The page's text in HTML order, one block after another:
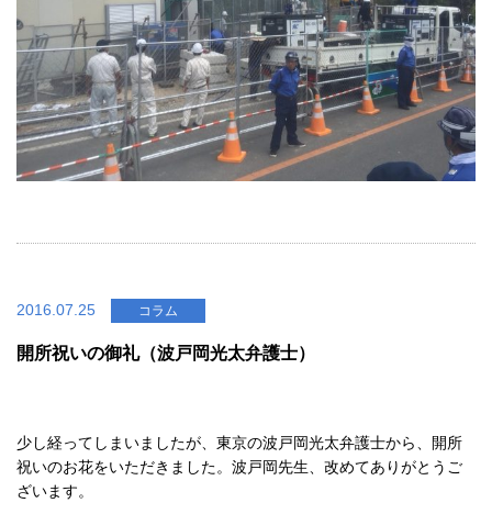
2016.07.25 コラム
開所祝いの御礼（波戸岡光太弁護士）
少し経ってしまいましたが、東京の波戸岡光太弁護士から、開所
祝いのお花をいただきました。波戸岡先生、改めてありがとうご
ざいます。